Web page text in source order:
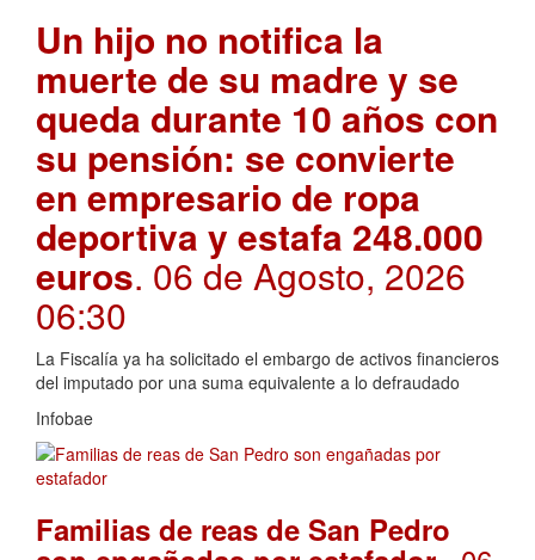
Un hijo no notifica la
muerte de su madre y se
queda durante 10 años con
su pensión: se convierte
en empresario de ropa
deportiva y estafa 248.000
euros. 06 de Agosto, 2026
06:30
La Fiscalía ya ha solicitado el embargo de activos financieros
del imputado por una suma equivalente a lo defraudado
Infobae
Familias de reas de San Pedro